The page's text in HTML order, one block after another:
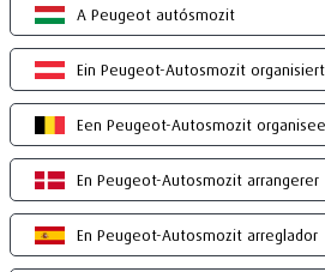
A Peugeot autósmozit
Ein Peugeot-Autosmozit organisiert
Een Peugeot-Autosmozit
En Peugeot-Autosmozit arrangerer
En Peugeot-Autosmozit arreglador